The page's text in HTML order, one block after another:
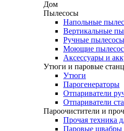
Дом
Пылесосы
Напольные
Вертикальные
Ручные пылесосы
Моющие
Аксессуары и
Утюги и паровые
Утюги
Парогенераторы
Отпариватели
Отпариватели
Пароочистители и
Прочая техника
Паровые швабры